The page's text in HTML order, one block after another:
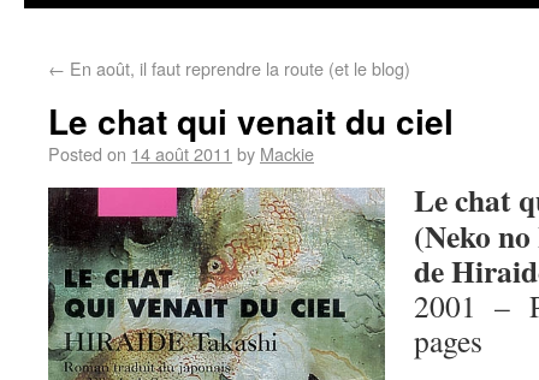
← En août, il faut reprendre la route (et le blog)
Le chat qui venait du ciel
Posted on 14 août 2011 by Mackie
Le chat
(Neko
de
2001 –
pages